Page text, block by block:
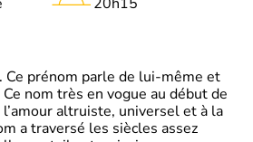
Ce prénom parle de lui-même et
nom très en vogue au début de
altruiste, universel et à la
a traversé les siècles assez